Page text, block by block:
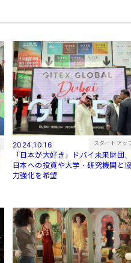
2024.10.16 スタートアッ
「日本が大好き」ドバイ未来財団
日本への投資や大学・研究機関と
力強化を希望